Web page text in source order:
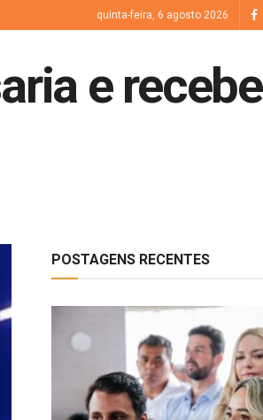
quinta-feira, 6 agosto 2026
e recebe
POSTAGENS RECENTES